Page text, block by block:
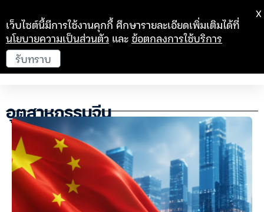
อุตสาหกรรมจีน
เว็บไซต์นี้มีการใช้งานคุกกี้ ศึกษารายละเอียดเพิ่มเติมได้ที่
นโยบายความเป็นส่วนตัว และข้อตกลงการใช้บริการ
รับทราบ
X